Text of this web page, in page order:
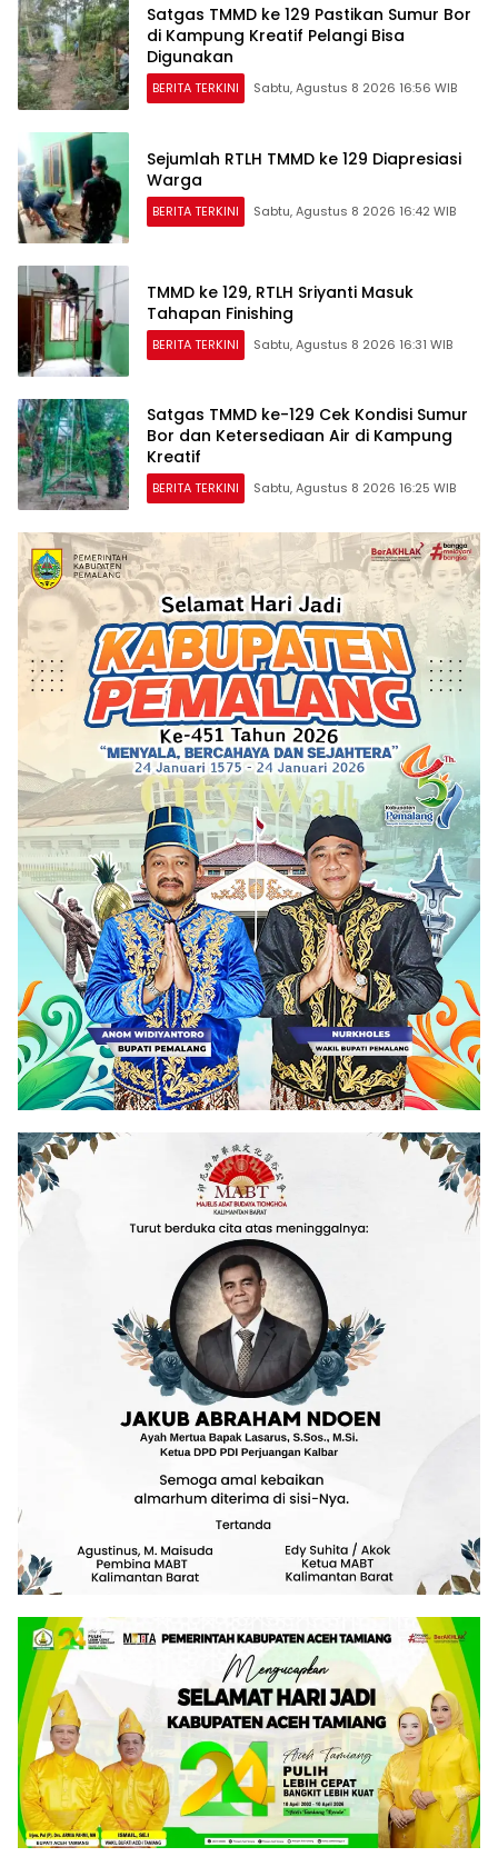
Satgas TMMD ke 129 Pastikan Sumur Bor
di Kampung Kreatif Pelangi Bisa
Digunakan
BERITA TERKINI Sabtu, Agustus 8 2026 16:56 WIB
Sejumlah RTLH TMMD ke 129 Diapresiasi
Warga
BERITA TERKINI Sabtu, Agustus 8 2026 16:42 WIB
TMMD ke 129, RTLH Sriyanti Masuk
Tahapan Finishing
BERITA TERKINI Sabtu, Agustus 8 2026 16:31 WIB
Satgas TMMD ke-129 Cek Kondisi Sumur
Bor dan Ketersediaan Air di Kampung
Kreatif
BERITA TERKINI Sabtu, Agustus 8 2026 16:25 WIB